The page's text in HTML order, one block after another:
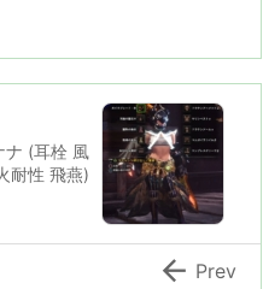
ナ (耳栓 風
耐性 飛燕)
 Prev